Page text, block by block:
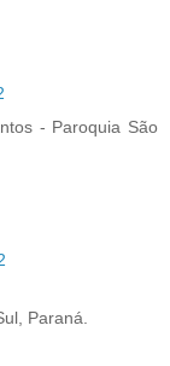
- Paroquia São
Paraná.